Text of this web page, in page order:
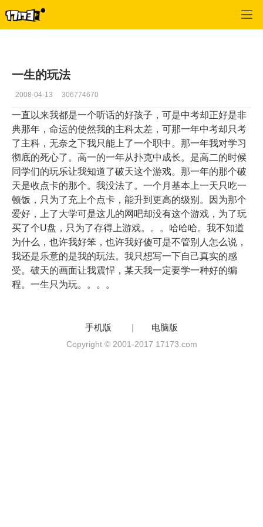
一生的玩法
2008-04-13 306774670
一直以来我都是一个听话的好孩子，可是中考却正好是非
典那年，命运的使然我的主科太差，可那一年中考却只考
了主科，无奈之下我只能上了一个职中。那一年我对学习
彻底的死心了。高一的一年从扑克中成长。是高二的时候
同学们的玩乐让我知道了破天这个游戏。那一年的那个破
天是收点卡的那个。我没法了。一个月基本上一天只吃一
顿饭，只为了充上个点卡，能升到更高的级别。因为那个
爱好，上了大学可是这儿的网吧却没有这个游戏，为了玩
买了个U盘，只为了存得上游戏。。。哈哈哈。我不知道
为什么，也许我好笨，也许我好傻可是不管别人怎么说，
我还是乐意的是我的玩法。我只想写一下自己真实的感
受。破天的画面让我震悍，某天我一定要学一种好的编
程。一生只为玩。。。。
手机版 | 电脑版
Copyright © 2001-2017 17173.com